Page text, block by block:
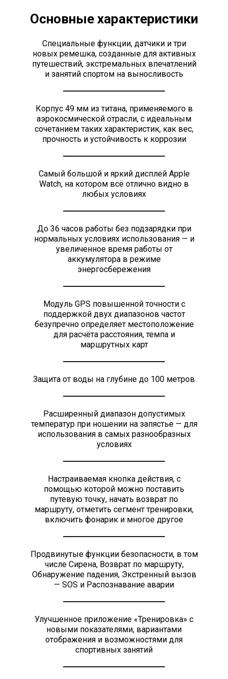
Основные характеристики
Специальные функции, датчики и три
новых ремешка, созданные для активных
путешествий, экстремальных впечатлений
и занятий спортом на выносливость
Корпус 49 мм из титана, применяемого в
аэрокосмической отрасли, с идеальным
сочетанием таких характеристик, как вес,
прочность и устойчивость к коррозии
Самый большой и яркий дисплей Apple
Watch, на котором всё отлично видно в
любых условиях
До 36 часов работы без подзарядки при
нормальных условиях использования — и
увеличенное время работы от
аккумулятора в режиме
энергосбережения
Модуль GPS повышенной точности с
поддержкой двух диапазонов частот
безупречно определяет местоположение
для расчёта расстояния, темпа и
маршрутных карт
Защита от воды на глубине до 100 метров
Расширенный диапазон допустимых
температур при ношении на запястье — для
использования в самых разнообразных
условиях
Настраиваемая кнопка действия, с
помощью которой можно поставить
путевую точку, начать возврат по
маршруту, отметить сегмент тренировки,
включить фонарик и многое другое
Продвинутые функции безопасности, в том
числе Сирена, Возврат по маршруту,
Обнаружение падения, Экстренный вызов
— SOS и Распознавание аварии
Улучшенное приложение «Тренировка» с
новыми показателями, вариантами
отображения и возможностями для
спортивных занятий